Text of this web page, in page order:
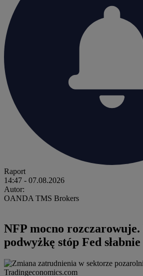
Raport
14:47 - 07.08.2026
Autor:
OANDA TMS Brokers
NFP mocno rozczarowuje.
podwyżkę stóp Fed słabnie